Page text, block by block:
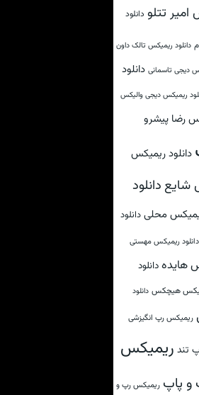
امیر تتلو دانلود
دانلود ریمیکس تالک داون
دیجی تاسمانی دانلود
ریمیکس دیجی والیکس
رضا پیشرو
دانلود ریمیکس
شایع دانلود
محلی دانلود
دانلود ریمیکس مهستی
هایده دانلود
هیچکس دانلود
ریمیکس رپ انگیزشی
تند ریمیکس
پاپ ریمیکس رپ و